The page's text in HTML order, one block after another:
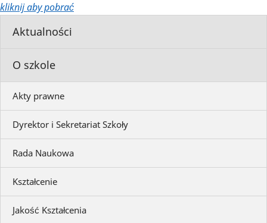
Aktualności
O szkole
Akty prawne
Dyrektor i Sekretariat Szkoły
Rada Naukowa
Kształcenie
Jakość Kształcenia
kliknij aby pobrać